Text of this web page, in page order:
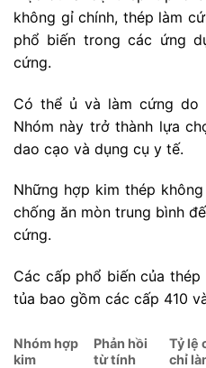
không gỉ chính, thép làm
phổ biến trong các ứng
cứng.
Có thể ủ và làm cứng do
Nhóm này trở thành lựa
dao cạo và dụng cụ y tế.
Những hợp kim thép
chống ăn mòn trung bình
cứng.
Các cấp phổ biến của
tủa bao gồm các cấp 410
Nhóm hợp
kim
Phản hồi
từ tính
Tỷ lệ
chỉ